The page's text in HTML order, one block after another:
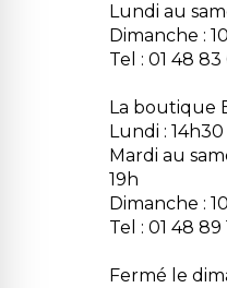
Lundi au
Dimanche :
Tel : 01 48 83
La boutique
Lundi : 14h30
Mardi au
19h
Dimanche :
Tel : 01 48 89
Fermé le